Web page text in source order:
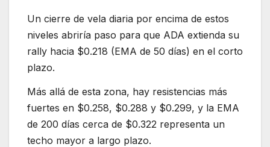
Un cierre de vela diaria por encima de estos
niveles abriría paso para que ADA extienda su
rally hacia $0.218 (EMA de 50 días) en el corto
plazo.
Más allá de esta zona, hay resistencias más
fuertes en $0.258, $0.288 y $0.299, y la EMA
de 200 días cerca de $0.322 representa un
techo mayor a largo plazo.